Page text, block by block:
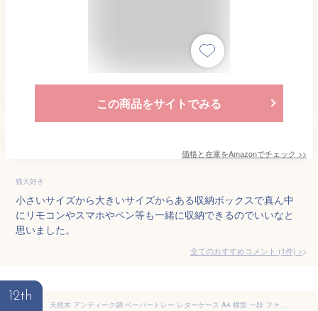
この商品をサイトでみる
価格と在庫をAmazonでチェック >>
猫大好き
小さいサイズから大きいサイズからある収納ボックスで真ん中
にリモコンやスマホやペン等も一緒に収納できるのでいいなと
思いました。
全てのおすすめコメント (1件) >
12th
天然木 アンティーク調 ペーパートレー レターケース A4 横型 一段 ファイルトレイ anti スタッキング 木製 卓上収納 ウッド ナチュラル おしゃれ シンプル 収納家具 デスク上置棚 コンパクト 文房具 オフィス 書類整理 ステーショナリー 書類入れ レトロ 北欧 IT850-YI606